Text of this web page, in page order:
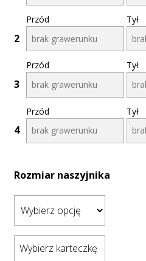
2
Przód Tył
3
Przód Tył
4
Przód Tył
Rozmiar naszyjnika
Wybierz karteczkę